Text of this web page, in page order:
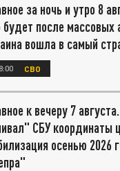
за ночь и утро 8
будет после массовых
вошла в самый
СВО
к вечеру 7
СБУ координаты
осенью 2026